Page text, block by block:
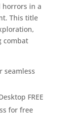
in a
This title
combat
seamless
FREE
for free